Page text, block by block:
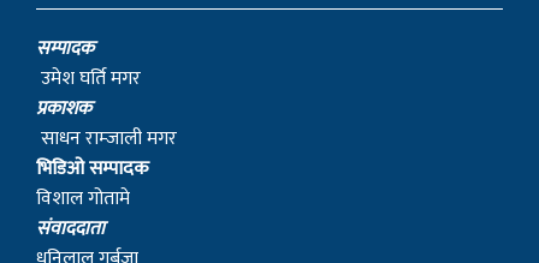
सम्पादक
उमेश घर्ति मगर
प्रकाशक
साधन राम्जाली मगर
भिडिओ सम्पादक
विशाल गोतामे
स‌ंवाददाता